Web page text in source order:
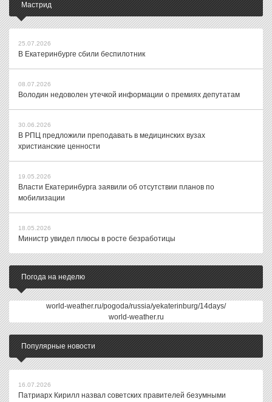
Мастрид
25.07.2026
В Екатеринбурге сбили беспилотник
08.07.2026
Володин недоволен утечкой информации о премиях депутатам
30.06.2026
В РПЦ предложили преподавать в медицинских вузах
христианские ценности
19.05.2026
Власти Екатеринбурга заявили об отсутствии планов по
мобилизации
18.05.2026
Министр увидел плюсы в росте безработицы
Погода на неделю
world-weather.ru/pogoda/russia/yekaterinburg/14days/
world-weather.ru
Популярные новости
16.07.2026
Патриарх Кирилл назвал советских правителей безумными